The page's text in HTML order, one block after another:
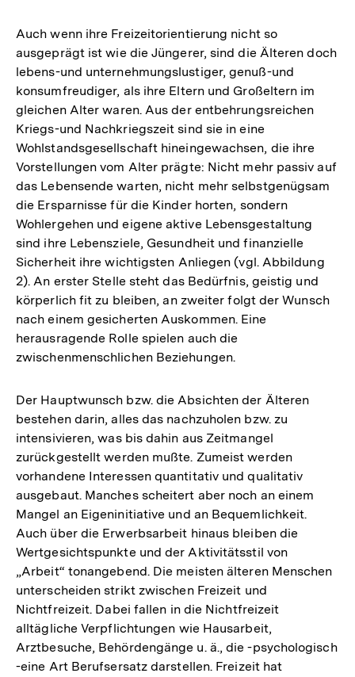
Auch wenn ihre Freizeitorientierung nicht so
ausgeprägt ist wie die Jüngerer, sind die Älteren doch
lebens-und unternehmungslustiger, genuß-und
konsumfreudiger, als ihre Eltern und Großeltern im
gleichen Alter waren. Aus der entbehrungsreichen
Kriegs-und Nachkriegszeit sind sie in eine
Wohlstandsgesellschaft hineingewachsen, die ihre
Vorstellungen vom Alter prägte: Nicht mehr passiv auf
das Lebensende warten, nicht mehr selbstgenügsam
die Ersparnisse für die Kinder horten, sondern
Wohlergehen und eigene aktive Lebensgestaltung
sind ihre Lebensziele, Gesundheit und finanzielle
Sicherheit ihre wichtigsten Anliegen (vgl. Abbildung
2). An erster Stelle steht das Bedürfnis, geistig und
körperlich fit zu bleiben, an zweiter folgt der Wunsch
nach einem gesicherten Auskommen. Eine
herausragende Rolle spielen auch die
zwischenmenschlichen Beziehungen.
Der Hauptwunsch bzw. die Absichten der Älteren
bestehen darin, alles das nachzuholen bzw. zu
intensivieren, was bis dahin aus Zeitmangel
zurückgestellt werden mußte. Zumeist werden
vorhandene Interessen quantitativ und qualitativ
ausgebaut. Manches scheitert aber noch an einem
Mangel an Eigeninitiative und an Bequemlichkeit.
Auch über die Erwerbsarbeit hinaus bleiben die
Wertgesichtspunkte und der Aktivitätsstil von
„Arbeit“ tonangebend. Die meisten älteren Menschen
unterscheiden strikt zwischen Freizeit und
Nichtfreizeit. Dabei fallen in die Nichtfreizeit
alltägliche Verpflichtungen wie Hausarbeit,
Arztbesuche, Behördengänge u. ä., die -psychologisch
-eine Art Berufsersatz darstellen. Freizeit hat